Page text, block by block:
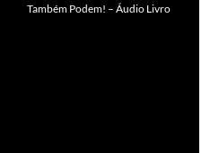
Também Podem! – Áudio Livro